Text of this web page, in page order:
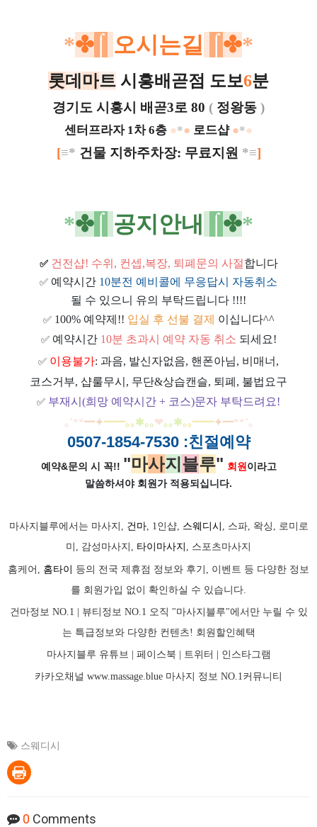
*✤ ⌠ 오시는길 ⌠ ✤*
롯데 마트 시흥배곧점 도보6분
경기도 시흥시 배곧3로 80 ( 정왕동 )
센터프라자 1차 6층 ●*● 로드샵 ●*●
[≡* 건물 지하주차장: 무료지원 *≡]
*✤ ⌠ 공지안내 ⌠ ✤*
✅ 건전샵! 수위, 컨셉,복장, 퇴폐문의 사절합니다
✅ 예약시간 10분전 예비콜에 무응답시 자동취소
될 수 있으니 유의 부탁드립니다 !!!!
✅ 100% 예약제!! 입실 후 선불 결제 이십니다^^
✅ 예약시간 10분 초과시 예약 자동 취소 되세요!
✅ 이용불가: 과음, 발신자없음, 핸폰아님, 비매너,
코스거부, 샵룰무시, 무단&상습캔슬, 퇴폐, 불법요구
✅ 부재시(희망 예약시간 + 코스)문자 부탁드려요!
｡˚**━✦━━｡｡✱｡｡❤｡｡✱｡｡━━✦━**˚｡
0507-1854-7530:친절예약
예약&문의 시 꼭!! "마사지 블루" 회원 이라고
말씀하셔야 회원가 적용되십니다.
마사지블루에서는 마사지, 건마, 1인샵, 스웨디시 , 스파, 왁싱, 로미로
미, 감성마사지, 타이마사지 , 스포츠마사지
홈케어, 홈타이 등의 전국 제휴점 정보와 후기, 이벤트 등 다양한 정보
를 회원가입 없이 확인하실 수 있습니다.
건마정보 NO.1 | 뷰티정보 NO.1 오직 "마사지블루"에서만 누릴 수 있
는 특급정보와 다양한 컨텐츠! 회원할인혜택
마사지블루 유튜브 | 페이스북 | 트위터 | 인스타그램
카카오채널 www.massage.blue 마사지 정보 NO.1커뮤니티
스웨디시
0 Comments